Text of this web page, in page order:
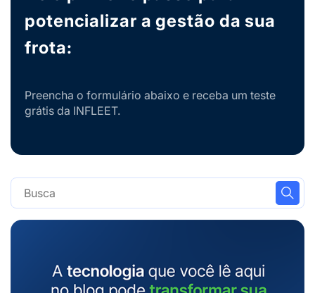
potencializar a gestão da sua
frota:
Preencha o formulário abaixo e receba um teste
grátis da INFLEET.